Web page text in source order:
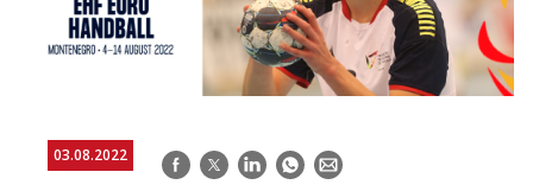
03.08.2022 Facebook
TwitterLinkedInWhatsApp
E-